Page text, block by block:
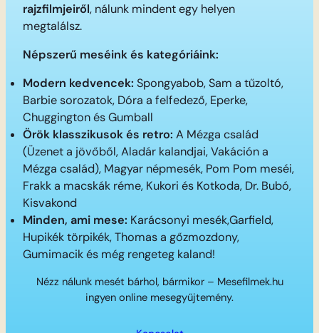
rajzfilmjeiről, nálunk mindent egy helyen
megtalálsz.
Népszerű meséink és kategóriáink:
Modern kedvencek: Spongyabob, Sam a tűzoltó,
Barbie sorozatok, Dóra a felfedező, Eperke,
Chuggington és Gumball
Örök klasszikusok és retro: A Mézga család
(Üzenet a jövőből, Aladár kalandjai, Vakáción a
Mézga család), Magyar népmesék, Pom Pom meséi,
Frakk a macskák réme, Kukori és Kotkoda, Dr. Bubó,
Kisvakond
Minden, ami mese: Karácsonyi mesék,Garfield,
Hupikék törpikék, Thomas a gőzmozdony,
Gumimacik és még rengeteg kaland!
Nézz nálunk mesét bárhol, bármikor – Mesefilmek.hu
ingyen online mesegyűjtemény.